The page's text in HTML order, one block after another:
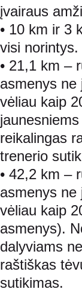
įvairaus
• 10 km ir 3
visi norintys.
• 21,1 km –
asmenys ne
vėliau kaip
reikalingas
trenerio
• 42,2 km –
asmenys ne
vėliau kaip
asmenys).
dalyviams
raštiškas
sutikimas.